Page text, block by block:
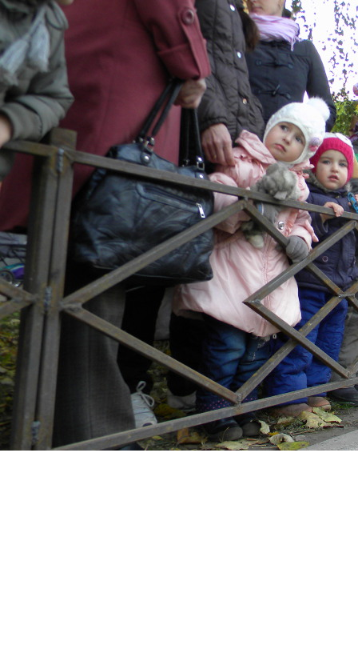
Перейти к основному содержанию